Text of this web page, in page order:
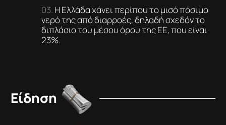
Η Ελλάδα χάνει περίπου το μισό πόσιμο
νερό της από διαρροές, δηλαδή σχεδόν το
διπλάσιο του μέσου όρου της ΕΕ, που είναι
23%.
Είδηση